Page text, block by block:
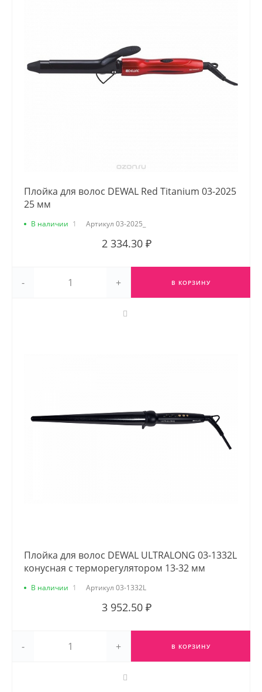
Плойка для волос DEWAL Red Titanium 03-2025
25 мм
В наличии 1 Артикул 03-2025_
2 334.30 ₽
- + В КОРЗИНУ
Плойка для волос DEWAL ULTRALONG 03-1332L
конусная с терморегулятором 13-32 мм
В наличии 1 Артикул 03-1332L
3 952.50 ₽
- + В КОРЗИНУ